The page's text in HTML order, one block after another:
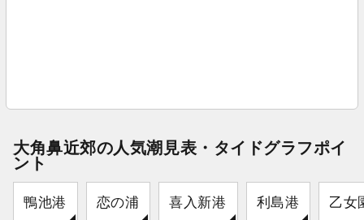
大角鼻近郊の人気潮見表・タイドグラフポイ
ント
鴨池港 恋の浦 喜入新港 利島港 乙女